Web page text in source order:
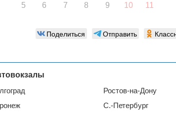
5
6 7 8 9 10 11
Поделиться Отправить
Ростов-на-Дону
С.-Петербург